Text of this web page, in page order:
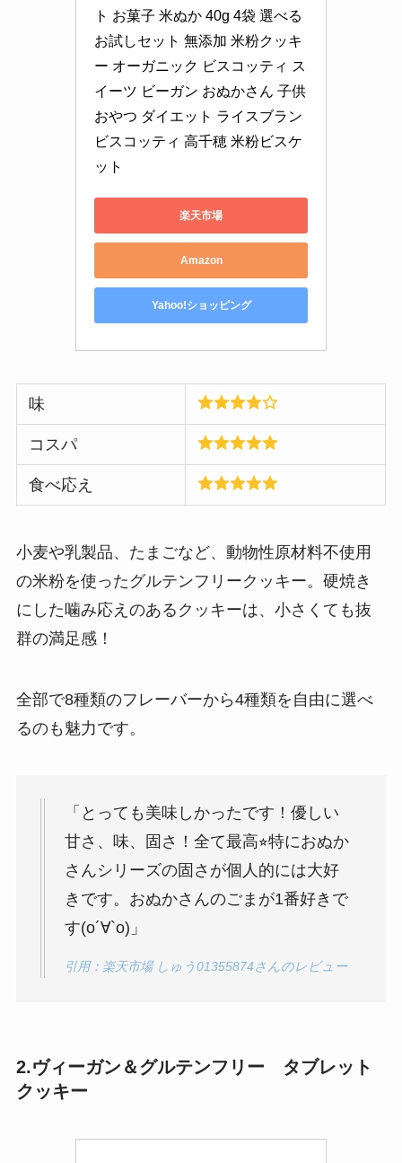
ト お菓子 米ぬか 40g 4袋 選べる
お試しセット 無添加 米粉クッキ
ー オーガニック ビスコッティ ス
イーツ ビーガン おぬかさん 子供
おやつ ダイエット ライスブラン
ビスコッティ 高千穂 米粉ビスケ
ット
楽天市場
Amazon
Yahoo!ショッピング
味
コスパ
食べ応え
小麦や乳製品、たまごなど、動物性原材料不使用
の米粉を使ったグルテンフリークッキー。硬焼き
にした噛み応えのあるクッキーは、小さくても抜
群の満足感！
全部で8種類のフレーバーから4種類を自由に選べ
るのも魅力です。
「とっても美味しかったです！優しい
甘さ、味、固さ！全て最高⭐︎特におぬか
さんシリーズの固さが個人的には大好
きです。おぬかさんのごまが1番好きで
す(о´∀`о)」
引用：楽天市場 しゅう01355874さんのレビュー
2.ヴィーガン＆グルテンフリー タブレット
クッキー